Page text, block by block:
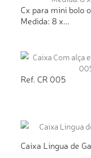
Cx para mini bolo
Medida: 8 x...
Ref. CR 005
Caixa Lingua de